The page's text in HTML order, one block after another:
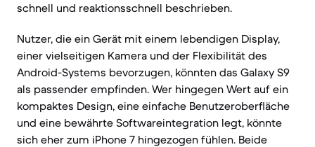
schnell und reaktionsschnell beschrieben.
Nutzer, die ein Gerät mit einem lebendigen Display,
einer vielseitigen Kamera und der Flexibilität des
Android-Systems bevorzugen, könnten das Galaxy S9
als passender empfinden. Wer hingegen Wert auf ein
kompaktes Design, eine einfache Benutzeroberfläche
und eine bewährte Softwareintegration legt, könnte
sich eher zum iPhone 7 hingezogen fühlen. Beide